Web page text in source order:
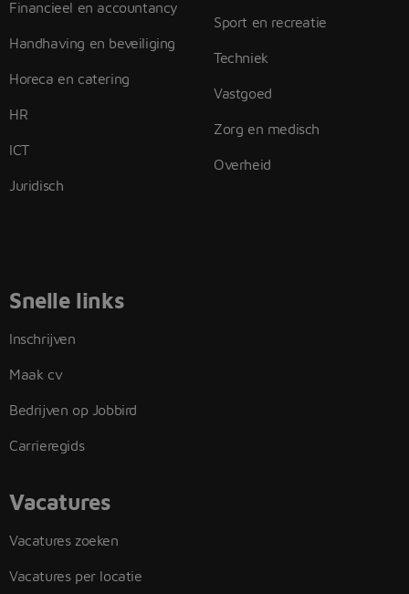
Financieel en accountancy
Handhaving en beveiliging
Horeca en catering
HR
ICT
Juridisch
Sport en recreatie
Techniek
Vastgoed
Zorg en medisch
Overheid
Snelle links
Inschrijven
Maak cv
Bedrijven op Jobbird
Carrieregids
Vacatures
Vacatures zoeken
Vacatures per locatie